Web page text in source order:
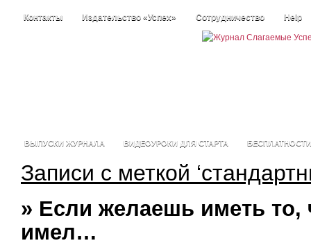
Контакты Издательство «Успех» Сотрудничество Help
ВЫПУСКИ ЖУРНАЛА ВИДЕОУРОКИ ДЛЯ СТАРТА БЕСПЛАТНОСТИ
Записи с меткой
» Если желаешь иметь то,
имел…